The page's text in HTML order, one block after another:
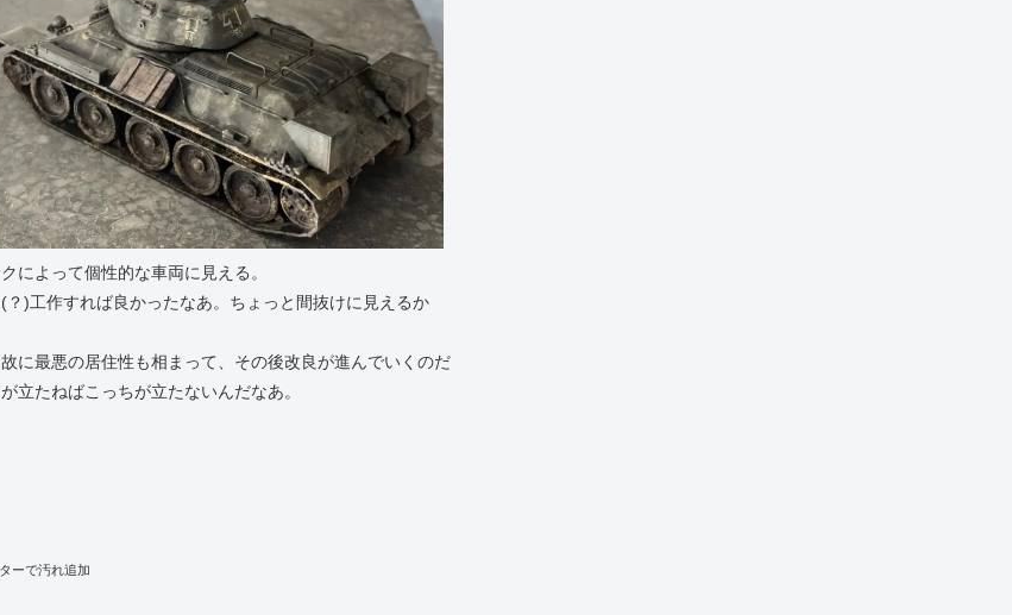
によって個性的な車両に見える。
)工作すれば良かったなあ。ちょっと間抜けに見えるか
に最悪の居住性も相まって、その後改良が進んでいくのだ
立たねばこっちが立たないんだなあ。
ーで汚れ追加